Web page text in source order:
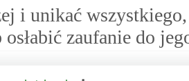
i unikać
zaufanie do